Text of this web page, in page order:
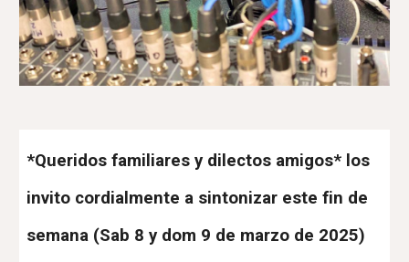
*Queridos familiares y dilectos amigos* los
invito cordialmente a sintonizar este fin de
semana (Sab 8 y dom 9 de marzo de 2025)